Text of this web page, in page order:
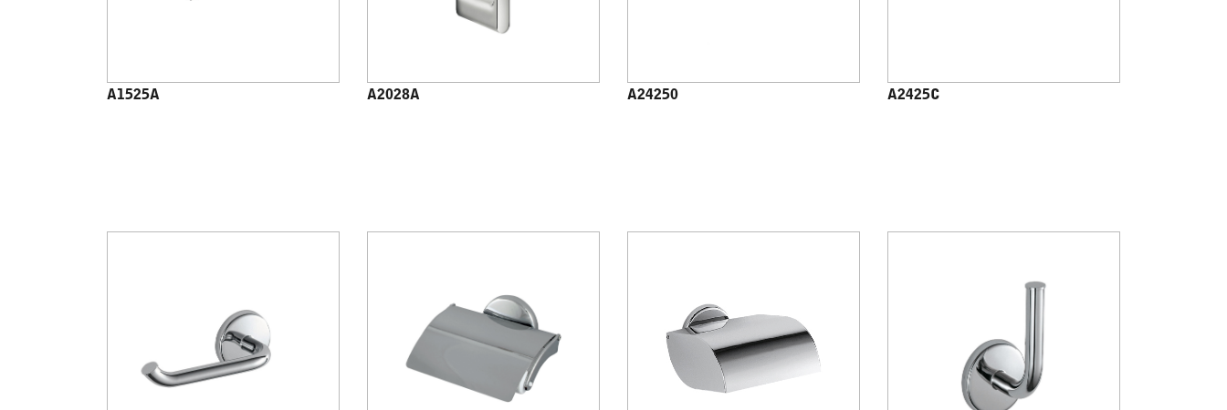
A1525A A2028A A24250 A2425C